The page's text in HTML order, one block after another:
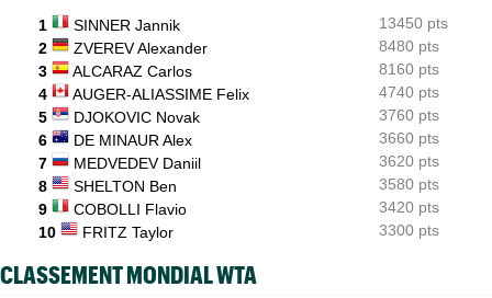
14:11
US Open
Emma Raducanu doit digérer un nouveau forfait, encore un
coup dur
1 SINNER Jannik
13450 pts
2
ZVEREV Alexander
8480 pts
3
ALCARAZ Carlos
8160 pts
4
AUGER-ALIASSIME Felix
4740 pts
5
DJOKOVIC Novak
3760 pts
6
DE MINAUR Alex
3660 pts
7
MEDVEDEV Daniil
3620 pts
8
SHELTON Ben
3580 pts
9
COBOLLI Flavio
3420 pts
10
FRITZ Taylor 3300 pts
CLASSEMENT MONDIAL WTA